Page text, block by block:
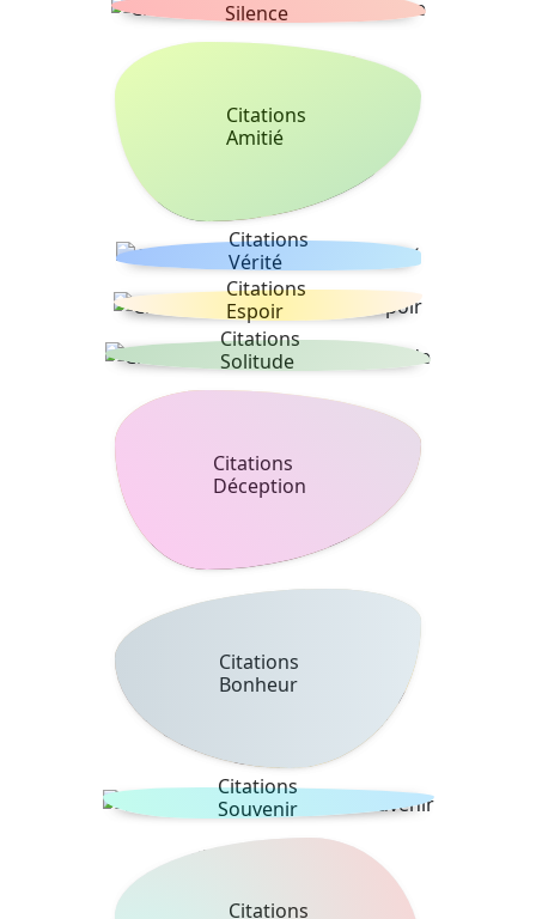
Silence
Citations
Amitié
Citations
Vérité
Citations
Espoir
Citations
Solitude
Citations
Déception
Citations
Bonheur
Citations
Souvenir
Citations